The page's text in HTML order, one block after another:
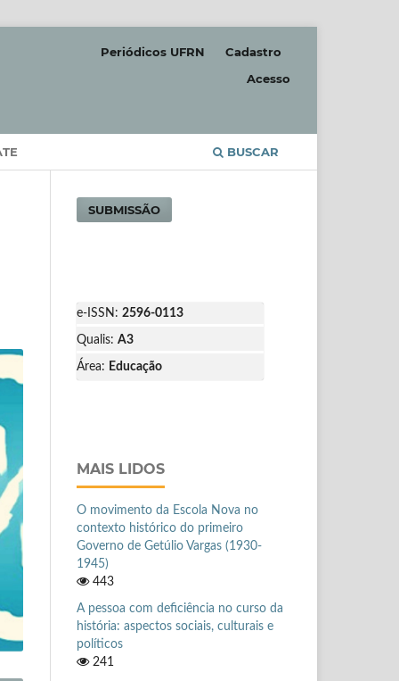
BUSCAR
Periódicos UFRN
Cadastro
Acesso
SUBMISSÃO
e-ISSN: 2596-0113
Qualis: A3
Área: Educação
MAIS LIDOS
O movimento da Escola Nova no
contexto histórico do primeiro
Governo de Getúlio Vargas (1930-
1945)
443
A pessoa com deficiência no curso da
história: aspectos sociais, culturais e
políticos
241